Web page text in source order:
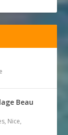
Beau
, Nice,